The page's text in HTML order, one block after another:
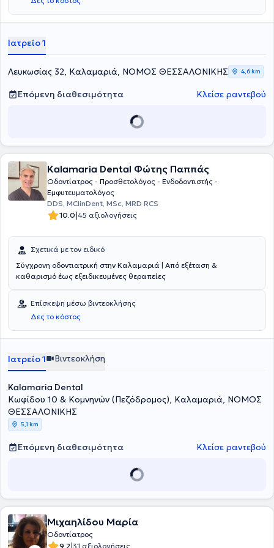
Οδοντίατρος στο Στρατιωτικό Νοσοκομείο ΚΙΧΝΕ Διδυμοτείχου και
ήταν Εθελοντής Οδοντίατρος στο Κοινωνικό Ιατρείο Θεσσαλονίκης.
διαθέτει ιδιαίτερη εμπειρία στην αισθητική οδοντιατρική και
ειδικότερα στη λεύκανση δοντιών.
Ιατρείο 1
Λευκωσίας 32, Καλαμαριά, ΝΟΜΟΣ ΘΕΣΣΑΛΟΝΙΚΗΣ 4,6 km
Επόμενη διαθεσιμότητα Κλείσε ραντεβού
Kalamaria Dental Φώτης Παππάς
Οδοντίατρος - Προσθετολόγος - Ενδοδοντιστής -
Εμφυτευματολόγος
DDS, MClinDent, MSc, MRD RCS
10.0|45 αξιολογήσεις
Σχετικά με τον ειδικό
Σύγχρονη οδοντιατρική στην Καλαμαριά | Από εξέταση &
καθαρισμό έως εξειδικευμένες θεραπείες
Επίσκεψη μέσω βιντεοκλήσης
Δες το κόστος
Ιατρείο 1 Βιντεοκλήση
Kalamaria Dental
Κωφίδου 10 & Κομνηνών (Πεζόδρομος), Καλαμαριά, ΝΟΜΟΣ
ΘΕΣΣΑΛΟΝΙΚΗΣ
5,1 km
Επόμενη διαθεσιμότητα Κλείσε ραντεβού
Μιχαηλίδου Μαρία
Οδοντίατρος
9.2 31 αξιολογήσεις